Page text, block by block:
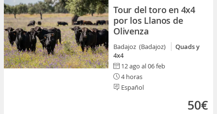
Tour del toro en 4x4
por los Llanos de
Olivenza
Badajoz (Badajoz)
Quads y
4x4
12 ago al 06 feb
4 horas
Español
50€